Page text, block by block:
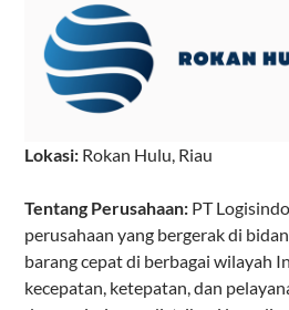
Lokasi: Rokan Hulu, Riau
Tentang Perusahaan: PT
perusahaan yang bergerak di
barang cepat di berbagai wilayah
kecepatan, ketepatan, dan